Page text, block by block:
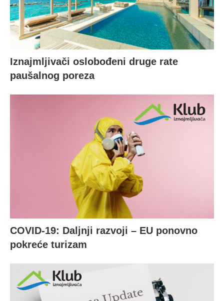
Iznajmljivači oslobođeni druge rate
paušalnog poreza
COVID-19: Daljnji razvoji – EU ponovno
pokreće turizam